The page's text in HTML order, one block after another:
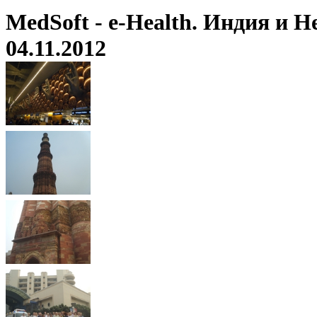
MedSoft - e-Health. Индия и
04.11.2012